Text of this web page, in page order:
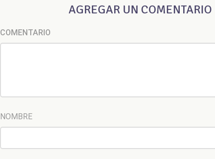
AGREGAR UN COMENTARIO
COMENTARIO
NOMBRE